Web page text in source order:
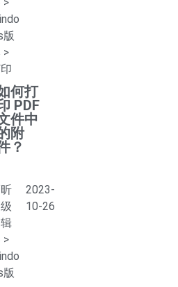
>
版
>
何打
PDF
件中
附
？
>
版
2023-
10-26